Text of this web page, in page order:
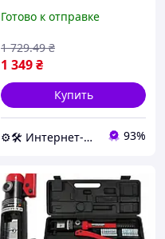
опрессовочный
Готово к отправке
1 349₴
1 729.49 ₴
Купить
⚙️🛠 Интернет-магазин ALORA 93%